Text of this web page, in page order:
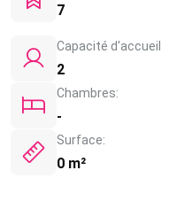
7
Capacité d'accueil
2
Chambres:
-
Surface:
0 m²